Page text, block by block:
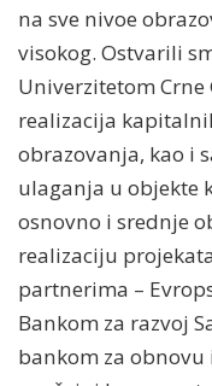
na sve nivoe
visokog. Ostvarili
Univerzitetom
realizacija
obrazovanja, kao i
ulaganja u objekte
osnovno i srednje
realizaciju
partnerima –
Bankom za razvoj
bankom za obnovu